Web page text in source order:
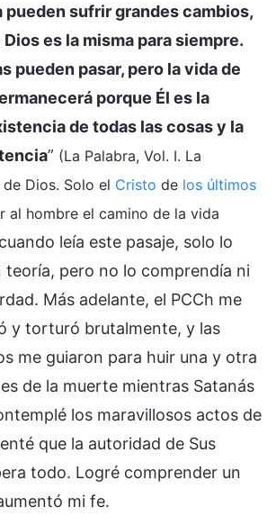
pueden sufrir grandes cambios,
es la misma para siempre.
pueden pasar, pero la vida de
porque Él es la
de todas las cosas y la
” (La Palabra, Vol. I. La
Dios. Solo el Cristo de los últimos
al hombre el camino de la vida
leía este pasaje, solo lo
teoría, pero no lo comprendía ni
Más adelante, el PCCh me
y torturó brutalmente, y las
me guiaron para huir una y otra
de la muerte mientras Satanás
los maravillosos actos de
que la autoridad de Sus
todo. Logré comprender un
mi fe.